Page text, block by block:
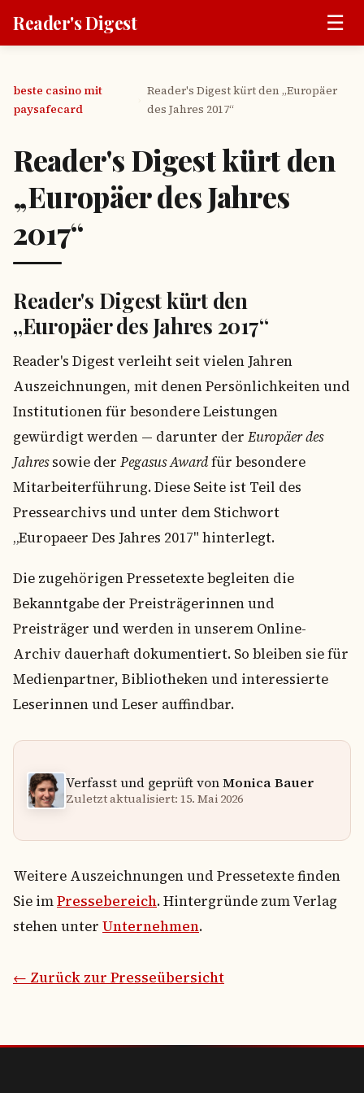
Reader's Digest ☰
beste casino mit
paysafecard
Reader's Digest kürt den „Europäer
des Jahres 2017“
Reader's Digest kürt den
„Europäer des Jahres
2017“
Reader's Digest kürt den
„Europäer des Jahres 2017“
Reader's Digest verleiht seit vielen Jahren
Auszeichnungen, mit denen Persönlichkeiten und
Institutionen für besondere Leistungen
gewürdigt werden — darunter der Europäer des
Jahressowie der Pegasus Awardfür besondere
Mitarbeiterführung. Diese Seite ist Teil des
Pressearchivs und unter dem Stichwort
„Europaeer Des Jahres 2017" hinterlegt.
Die zugehörigen Pressetexte begleiten die
Bekanntgabe der Preisträgerinnen und
Preisträger und werden in unserem Online-
Archiv dauerhaft dokumentiert. So bleiben sie für
Medienpartner, Bibliotheken und interessierte
Leserinnen und Leser auffindbar.
Verfasst und geprüft vonMonica Bauer
Zuletzt aktualisiert: 15. Mai 2026
Weitere Auszeichnungen und Pressetexte finden
Sie imPressebereich. Hintergründe zum Verlag
stehen unter Unternehmen.
← Zurück zur Presseübersicht